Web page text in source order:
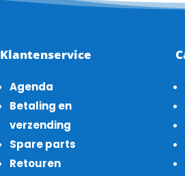
Klantenservice
Agenda
Betaling en
verzending
Spare parts
Retouren